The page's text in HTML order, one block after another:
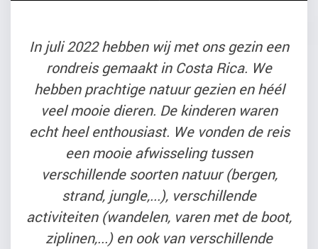
In juli 2022 hebben wij met ons gezin een
rondreis gemaakt in Costa Rica. We
hebben prachtige natuur gezien en héél
veel mooie dieren. De kinderen waren
echt heel enthousiast. We vonden de reis
een mooie afwisseling tussen
verschillende soorten natuur (bergen,
strand, jungle,...), verschillende
activiteiten (wandelen, varen met de boot,
ziplinen,...) en ook van verschillende